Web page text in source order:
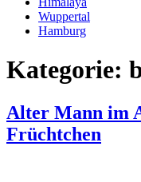
Wuppertal
Hamburg
Kategorie:
Alter Mann im
Früchtchen